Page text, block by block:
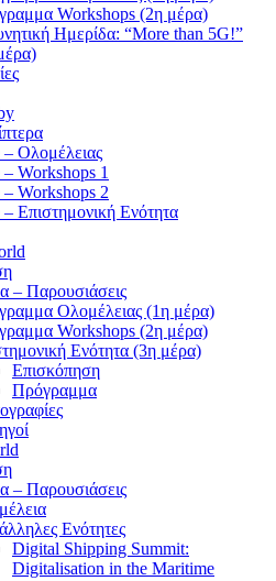
Workshops (2η μέρα)
Ημερίδα: “More than 5G!”
Ολομέλειας
Workshops 1
Workshops 2
Επιστημονική Ενότητα
– Παρουσιάσεις
Ολομέλειας (1η μέρα)
Workshops (2η μέρα)
Ενότητα (3η μέρα)
Επισκόπηση
Πρόγραμμα
– Παρουσιάσεις
Ενότητες
Digital Shipping Summit:
Digitalisation in the Maritime